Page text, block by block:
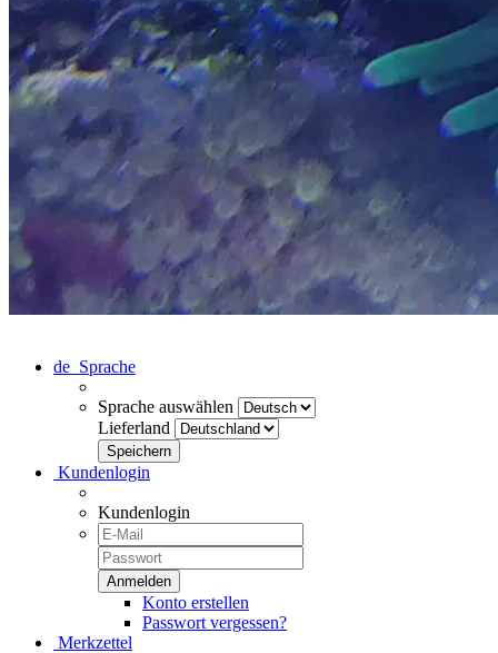
de Sprache
Sprache auswählen
Lieferland
Kundenlogin
Kundenlogin
Konto erstellen
Passwort vergessen?
Merkzettel